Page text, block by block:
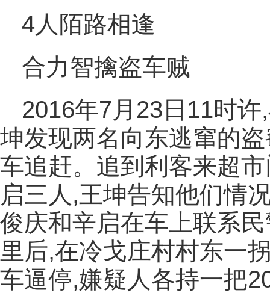
4人陌路相逢
合力智擒盗车贼
2016年7月23日11时
坤发现两名向东逃窜的
车追赶。追到利客来超
启三人,王坤告知他们情
俊庆和辛启在车上联系
里后,在冷戈庄村村东一
车逼停,嫌疑人各持一把